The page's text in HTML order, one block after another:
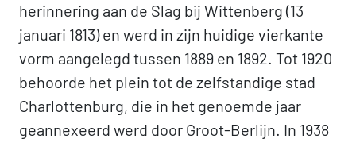
herinnering aan de Slag bij Wittenberg (13
januari 1813) en werd in zijn huidige vierkante
vorm aangelegd tussen 1889 en 1892. Tot 1920
behoorde het plein tot de zelfstandige stad
Charlottenburg, die in het genoemde jaar
geannexeerd werd door Groot-Berlijn. In 1938